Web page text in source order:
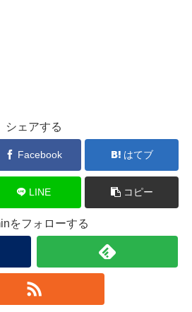
シェアする
Facebook はてブ
LINE コピー
をフォローする